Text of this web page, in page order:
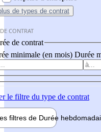
de types de contrat
CONTRAT
de contrat
minimale (en mois) Durée
le filtre du type de contrat
filtres de Durée hebdo